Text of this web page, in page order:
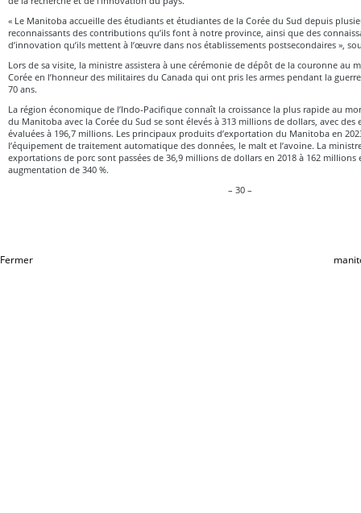
« Le Manitoba accueille des étudiants et étudiantes de la Corée du Sud depuis
reconnaissants des contributions qu’ils font à notre province, ainsi que des
d’innovation qu’ils mettent à l’œuvre dans nos établissements postsecondaires »,
Lors de sa visite, la ministre assistera à une cérémonie de dépôt de la couronne au
Corée en l’honneur des militaires du Canada qui ont pris les armes pendant la
70 ans.
La région économique de l’Indo-Pacifique connaît la croissance la plus rapide au
du Manitoba avec la Corée du Sud se sont élevés à 313 millions de dollars, avec
évaluées à 196,7 millions. Les principaux produits d’exportation du Manitoba en
l’équipement de traitement automatique des données, le malt et l’avoine. La
exportations de porc sont passées de 36,9 millions de dollars en 2018 à 162 millions
augmentation de 340 %.
– 30 –
Fermer